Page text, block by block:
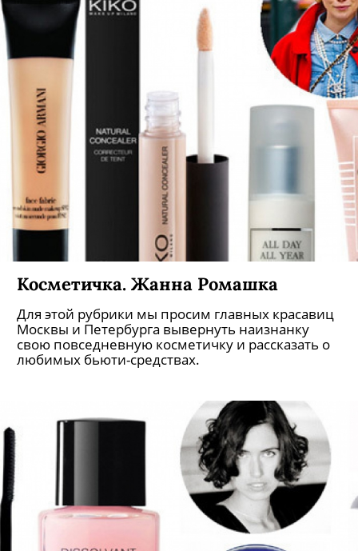
Косметичка. Жанна Ромашка
Для этой рубрики мы просим главных красавиц
Москвы и Петербурга вывернуть наизнанку
свою повседневную косметичку и рассказать о
любимых бьюти-средствах.